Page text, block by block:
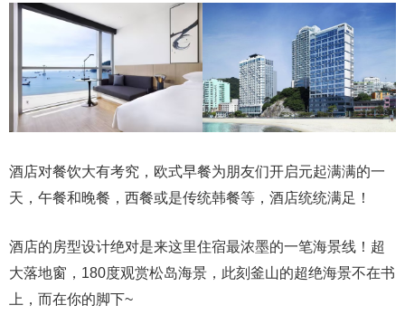
酒店对餐饮大有考究，欧式早餐为朋友们开启元起满满的一
天，午餐和晚餐，西餐或是传统韩餐等，酒店统统满足！
酒店的房型设计绝对是来这里住宿最浓墨的一笔海景线！超
大落地窗，180度观赏松岛海景，此刻釜山的超绝海景不在书
上，而在你的脚下~